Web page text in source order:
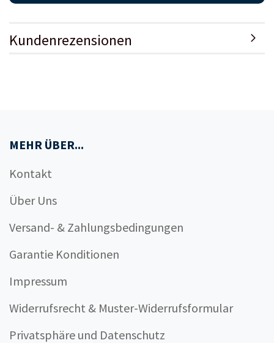
Kundenrezensionen
MEHR ÜBER...
Kontakt
Über Uns
Versand- & Zahlungsbedingungen
Garantie Konditionen
Impressum
Widerrufsrecht & Muster-Widerrufsformular
Privatsphäre und Datenschutz